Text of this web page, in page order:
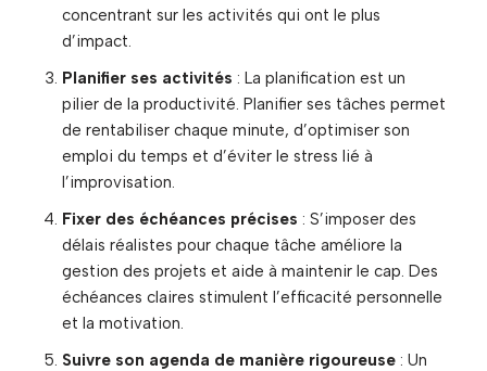
concentrant sur les activités qui ont le plus
d’impact.
Planifier ses activités : La planification est un
pilier de la productivité. Planifier ses tâches permet
de rentabiliser chaque minute, d’optimiser son
emploi du temps et d’éviter le stress lié à
l’improvisation.
Fixer des échéances précises : S’imposer des
délais réalistes pour chaque tâche améliore la
gestion des projets et aide à maintenir le cap. Des
échéances claires stimulent l’efficacité personnelle
et la motivation.
Suivre son agenda de manière rigoureuse : Un